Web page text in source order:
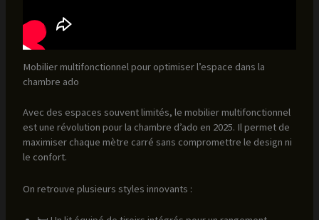
Mobilier multifonctionnel pour optimiser l’espace dans la
chambre ado
Avec des espaces souvent limités, le mobilier multifonctionnel
est une révolution pour la chambre d’ado en 2025. Il permet de
maximiser chaque mètre carré sans compromettre le design ni
le confort.
On retrouve plusieurs styles innovants :